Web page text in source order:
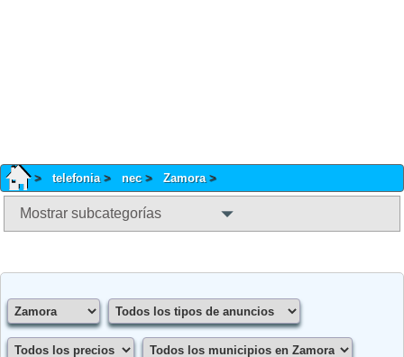
telefonia nec Zamora
Mostrar subcategorías